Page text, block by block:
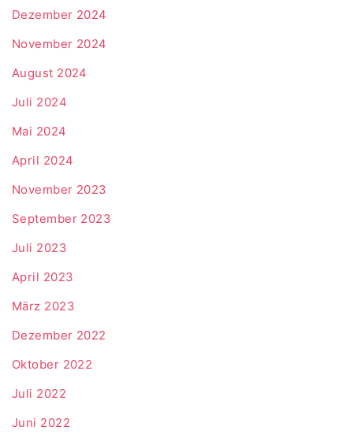
Dezember 2024
November 2024
August 2024
Juli 2024
Mai 2024
April 2024
November 2023
September 2023
Juli 2023
April 2023
März 2023
Dezember 2022
Oktober 2022
Juli 2022
Juni 2022